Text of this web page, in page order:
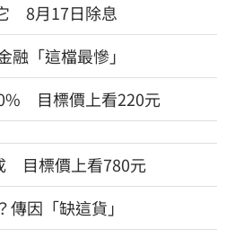
8月17日除息
融「這檔最慘」
目標價上看220元
目標價上看780元
因「缺這貨」